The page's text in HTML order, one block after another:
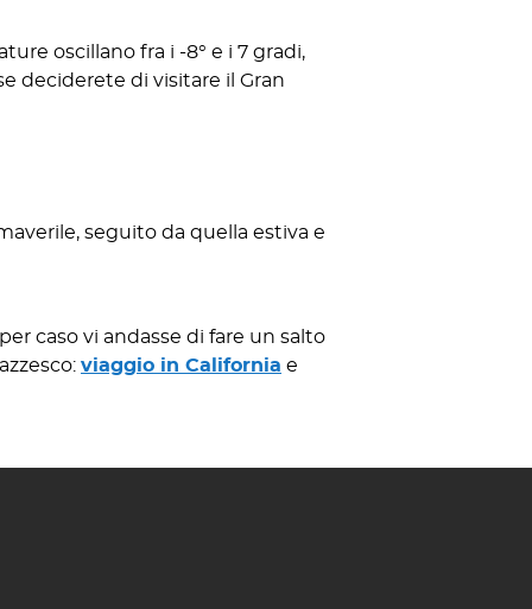
oscillano fra i -8° e i 7 gradi,
deciderete di visitare il Gran
seguito da quella estiva e
caso vi andasse di fare un salto
viaggio in California e